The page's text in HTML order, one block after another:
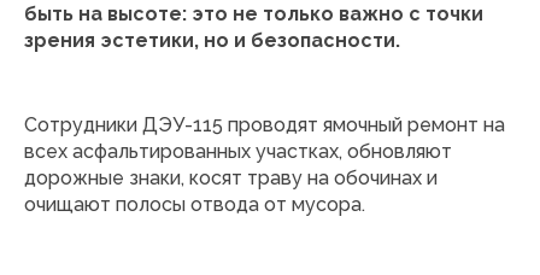
быть на высоте: это не только важно с точки
зрения эстетики, но и безопасности.
Сотрудники ДЭУ-115 проводят ямочный ремонт на
всех асфальтированных участках, обновляют
дорожные знаки, косят траву на обочинах и
очищают полосы отвода от мусора.